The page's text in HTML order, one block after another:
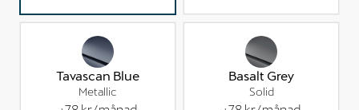
Tavascan Blue
Metallic
Basalt Grey
Solid